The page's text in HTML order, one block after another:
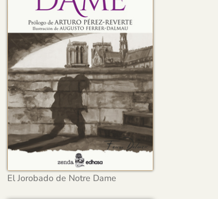
El Jorobado de Notre Dame